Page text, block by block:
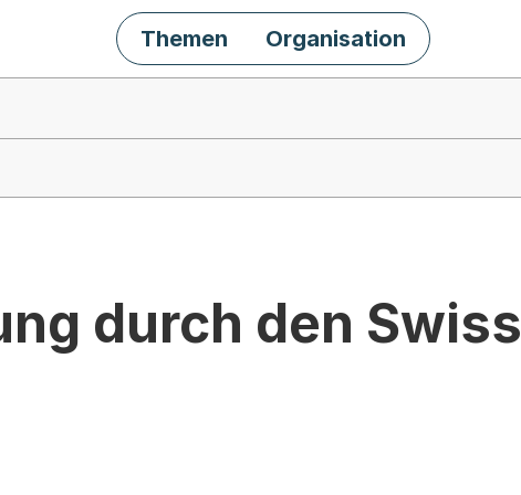
Themen Organisation
durch den